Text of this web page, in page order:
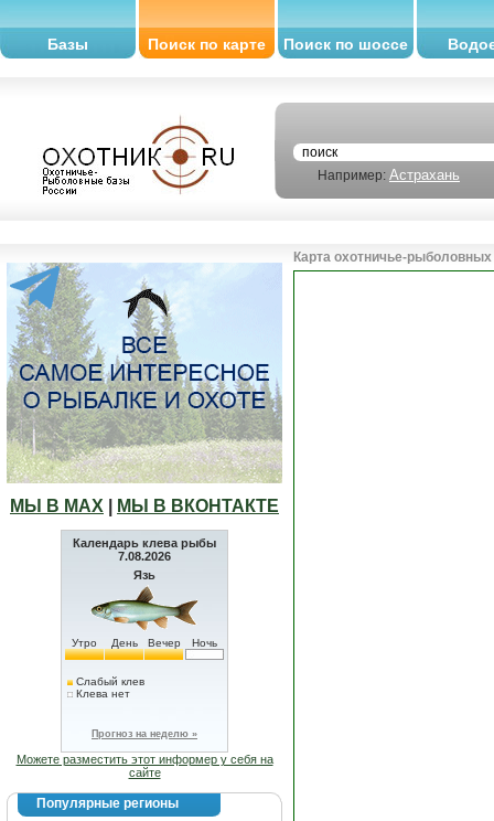
Базы Поиск по карте Поиск по шоссе
Например: Астрахань
МЫ В МАХ МЫ В ВКОНТАКТЕ
Календарь клева рыбы
7.08.2026
Язь
Утро День Вечер Ночь
Слабый клев
Клева нет
Прогноз на неделю »
Можете разместить этот информер у себя на
сайте
Популярные регионы
Карта охотничье-